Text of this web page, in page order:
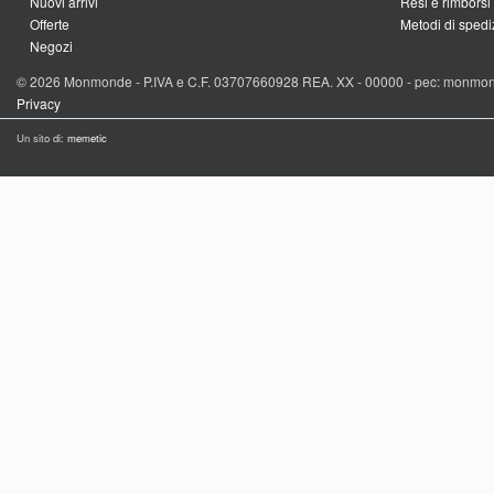
Offerte
Negozi
Metodi di
© 2026 Monmonde - P.IVA e C.F. 03707660928 REA. XX - 00000 - pec:
Privacy
Un sito di: memetic